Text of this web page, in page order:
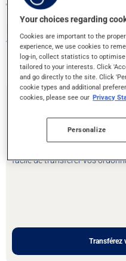
Transférez vos
rendez-vous!
Votre santé entre
facile de transférer vos
Transférez
Your choices regarding
Cookies are important to the
experience, we use cookies to
log-in, collect statistics to
tailored to your interests. Click
and go directly to the site. Click
cookie types and additional
cookies, please see our Privacy
Personalize